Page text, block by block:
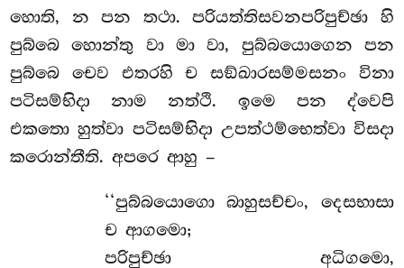
හොති, න පන තථා. පරියත්තිසවනපරිපුච්ඡා හි
පුබ්බෙ හොන්තු වා මා වා, පුබ්බයොගෙන පන
පුබ්බෙ චෙව එතරහි ච සඞ්ඛාරසම්මසනං විනා
පටිසම්භිදා නාම නත්ථි. ඉමෙ පන ද්වෙපි
එකතො හුත්වා පටිසම්භිදා උපත්ථම්භෙත්වා විසදා
කරොන්තීති. අපරෙ ආහු –
‘‘පුබ්බයොගො බාහුසච්චං, දෙසභාසා
ච ආගමො;
පරිපුච්ඡා අධිගමො,